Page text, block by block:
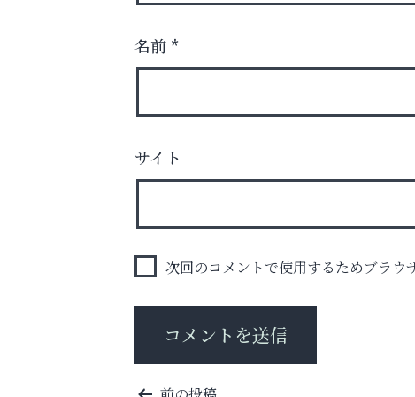
エアコン掃除は“今”が最適
アクイール芦屋店
名前 *
サイト
次回のコメントで使用するためブラウ